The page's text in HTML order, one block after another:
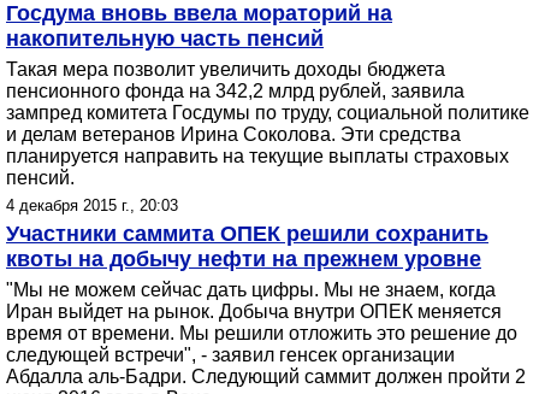
Госдума вновь ввела мораторий на
накопительную часть пенсий
Такая мера позволит увеличить доходы бюджета
пенсионного фонда на 342,2 млрд рублей, заявила
зампред комитета Госдумы по труду, социальной политике
и делам ветеранов Ирина Соколова. Эти средства
планируется направить на текущие выплаты страховых
пенсий.
4 декабря 2015 г., 20:03
Участники саммита ОПЕК решили сохранить
квоты на добычу нефти на прежнем уровне
"Мы не можем сейчас дать цифры. Мы не знаем, когда
Иран выйдет на рынок. Добыча внутри ОПЕК меняется
время от времени. Мы решили отложить это решение до
следующей встречи", - заявил генсек организации
Абдалла аль-Бадри. Следующий саммит должен пройти 2